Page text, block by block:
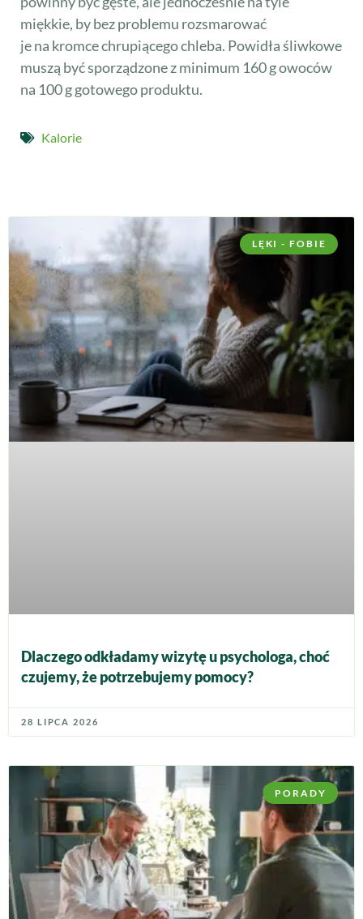
miękkie, by bez problemu rozsmarować
je na kromce chrupiącego chleba. Powidła śliwkowe
muszą być sporządzone z minimum 160 g owoców
na 100 g gotowego produktu.
Kalorie
LĘKI - FOBIE
Dlaczego odkładamy wizytę u psychologa, choć
czujemy, że potrzebujemy pomocy?
28 LIPCA 2026
PORADY